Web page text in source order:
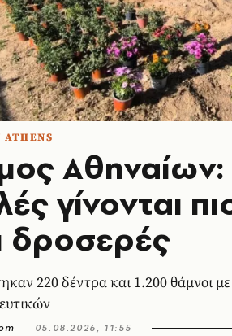
Αθηναίων:
γίνονται
δροσερές
220 δέντρα και 1.200 θάμνοι
05.08.2026, 11:55